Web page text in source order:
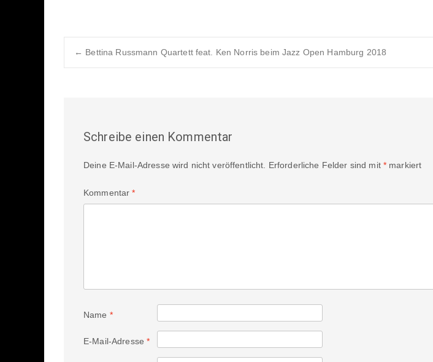
Post
← Bettina Russmann Quartett feat. Ken Norris beim Jazz Open Hamburg 2018
Schreibe einen Kommentar
Deine E-Mail-Adresse wird nicht veröffentlicht. Erforderliche Felder sind mit * markiert
Kommentar*
Name *
E-Mail-Adresse*